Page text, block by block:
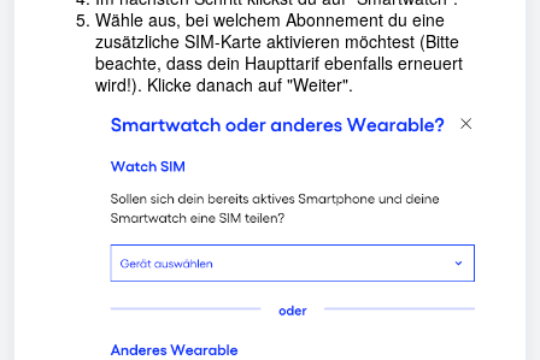
Wähle aus, bei welchem Abonnement du eine
zusätzliche SIM-Karte aktivieren möchtest (Bitte
beachte, dass dein Haupttarif ebenfalls erneuert
wird!). Klicke danach auf "Weiter".